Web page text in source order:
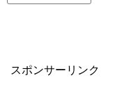
スポンサーリンク